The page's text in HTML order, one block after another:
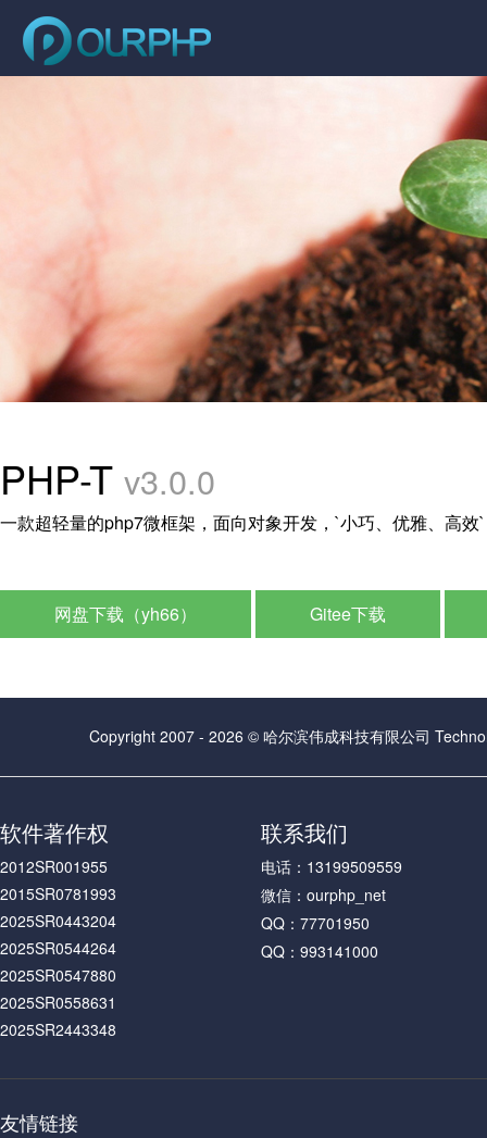
PHP-T v3.0.0
一款超轻量的php7微框架，面向对象开发，`小巧、优雅、高效
网盘下载（yh66） Gitee下载
Copyright 2007 - 2026 © 哈尔滨伟成科技有限公司
软件著作权
2012SR001955
2015SR0781993
2025SR0443204
2025SR0544264
2025SR0547880
2025SR0558631
2025SR2443348
联系我们
电话：13199509559
微信：ourphp_net
QQ：77701950
QQ：993141000
友情链接